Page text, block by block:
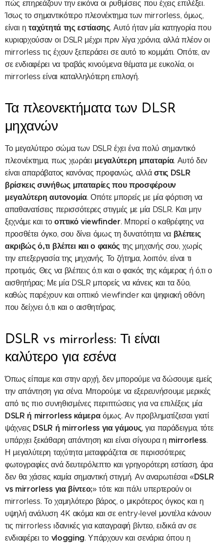
πώς επηρεάζουν την εικόνα οι ρυθμίσεις που έχεις επιλέξει.
Ίσως το σημαντικότερο πλεονέκτημα των mirrorless, όμως,
είναι ηταχύτητά της εστίασης. Αυτό ήταν μία κατηγορία που
κυριαρχούσαν οι DSLR μέχρι πριν λίγα χρόνια, αλλά πλέον οι
mirrorless τις έχουν ξεπεράσει σε αυτό το κομμάτι. Οπότε, αν
σε ενδιαφέρει να τραβάς κινούμενα θέματα με ευκολία, οι
mirrorless είναι καταλληλότερη επιλογή.
Τα πλεονεκτήματα των DLSR
μηχανών
Το μεγαλύτερο σώμα των DSLR έχει ένα πολύ σημαντικό
πλεονέκτημα, πως χωράει μεγαλύτερη μπαταρία. Αυτό δεν
είναι απαράβατος κανόνας προφανώς, αλλάστις DSLR
βρίσκεις συνήθως μπαταρίες που προσφέρουν
μεγαλύτερη αυτονομία. Οπότε μπορείς με μία φόρτιση να
απαθανατίσεις περισσότερες στιγμές με μία DSLR. Και μην
ξεχνάμε και τοοπτικό viewfinder. Μπορεί ο καθρέφτης να
προσθέτει όγκο, σου δίνει όμως τη δυνατότητα να βλέπεις
ακριβώς ό,τι βλέπει και ο φακός της μηχανής σου, χωρίς
την επεξεργασία της μηχανής. Το ζήτημα, λοιπόν, είναι τι
προτιμάς. Θες να βλέπεις ό,τι και ο φακός της κάμερας ή ό,τι ο
αισθητήρας; Με μία DSLR μπορείς να κάνεις και τα δύο,
καθώς παρέχουν και οπτικό viewfinder και ψηφιακή οθόνη
που δείχνει ό,τι και ο αισθητήρας.
DSLR vs mirrorless: Τι είναι
καλύτερο για εσένα
Όπως είπαμε και στην αρχή, δεν μπορούμε να δώσουμε εμείς
την απάντηση για σένα. Μπορούμε να εξερευνήσουμε μερικές
από τις πιο συνηθισμένες περιπτώσεις για να επιλέξεις μία
DSLR ή mirrorless κάμεραόμως. Αν προβληματίζεσαι γιατί
ψάχνεις DSLR ή mirrorless για γάμους, για παράδειγμα, τότε
υπάρχει ξεκάθαρη απάντηση και είναι σίγουρα η mirrorless.
Η μεγαλύτερη ταχύτητα μεταφράζεται σε περισσότερες
φωτογραφίες ανά δευτερόλεπτο και γρηγορότερη εστίαση, άρα
δεν θα χάσεις καμία σημαντική στιγμή. Αν αναρωτιέσαι «DSLR
vs mirrorless για βίντεο;» τότε και πάλι υπερτερούν οι
mirrorless. Το χαμηλότερο βάρος, ο μικρότερος όγκος και η
υψηλή ανάλυση 4K ακόμα και σε entry-level μοντέλα κάνουν
τις mirrorless ιδανικές για καταγραφή βίντεο, ειδικά αν σε
ενδιαφέρει το vlogging. Υπάρχουν και σενάρια όπου η